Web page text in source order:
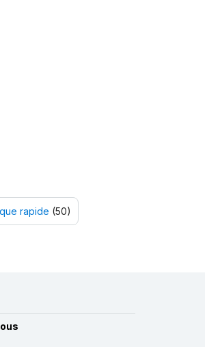
rapide (50)